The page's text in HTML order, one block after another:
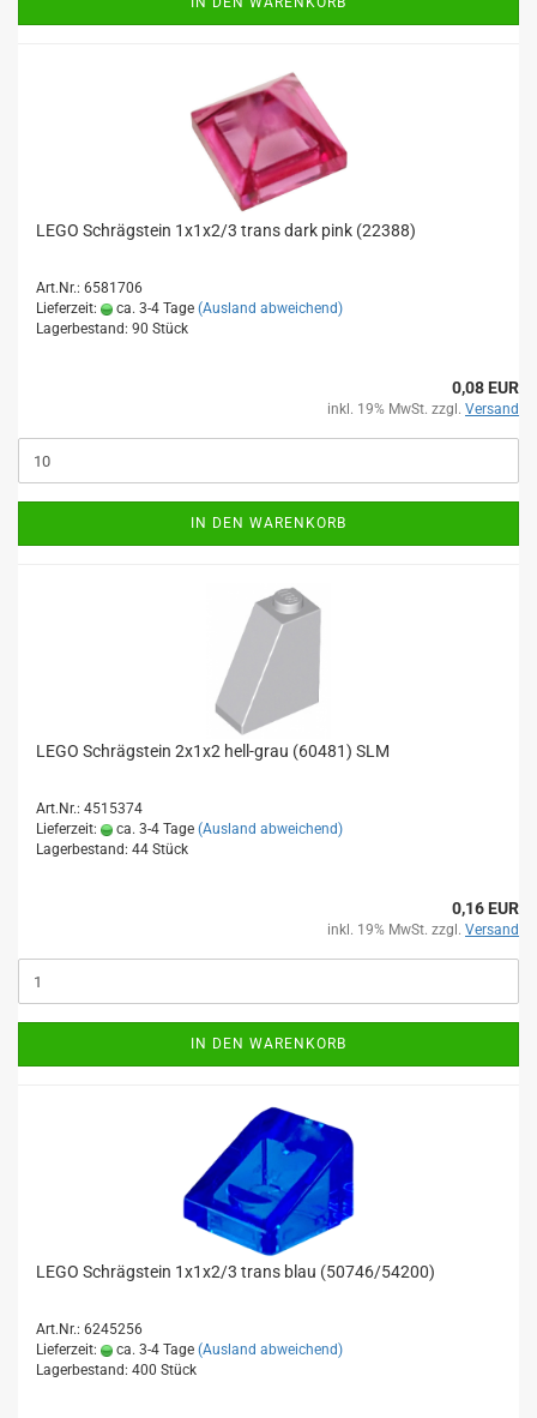
LEGO Schrägstein 1x1x2/3 trans dark pink (22388)
Art.Nr.: 6581706
Lieferzeit:
ca. 3-4 Tage (Ausland abweichend)
Lagerbestand: 90 Stück
0,08 EUR
inkl. 19% MwSt. zzgl. Versand
IN DEN WARENKORB
LEGO Schrägstein 2x1x2 hell-grau (60481) SLM
Art.Nr.: 4515374
Lieferzeit:
ca. 3-4 Tage (Ausland abweichend)
Lagerbestand: 44 Stück
0,16 EUR
inkl. 19% MwSt. zzgl. Versand
IN DEN WARENKORB
LEGO Schrägstein 1x1x2/3 trans blau (50746/54200)
Art.Nr.: 6245256
Lieferzeit:
ca. 3-4 Tage (Ausland abweichend)
Lagerbestand: 400 Stück